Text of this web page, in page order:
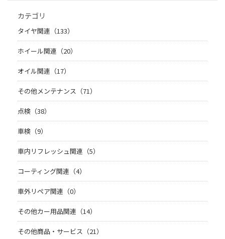
カテゴリ
タイヤ関連（133）
ホイール関連（20）
オイル関連（17）
その他メンテナンス（71）
点検（38）
車検（9）
車内リフレッシュ関連（5）
コーティング関連（4）
車外リペア関連（0）
その他カー用品関連（14）
その他商品・サービス（21）